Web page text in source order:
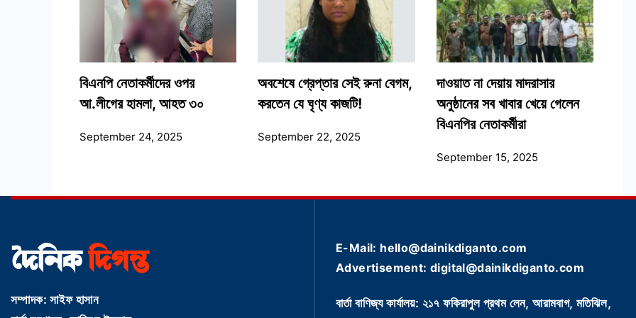
বিএনপি নেতাকর্মীদের ওপর
আ.লীগের হামলা, আহত ৩০
September 24, 2025
অবশেষে গ্রেপ্তার সেই রুনা বেগম,
করতেন যে ঘৃণ্য কাজটি!
September 22, 2025
দাওয়াত না দেয়ায় মাদরাসার
অনুষ্ঠানের সব খাবার খেয়ে গেলেন
বিএনপির নেতাকর্মীরা
September 15, 2025
সম্পাদক: সাইফ হাসান
E-Mail: hello@dainikdiganto.com
Advertisement: digital@dainikdiganto.com
বার্তা বাণিজ্য কার্যালয়: ২১৭ ফকিরাপুল প্রথম লেন, আরামবাগ, মতিঝিল,